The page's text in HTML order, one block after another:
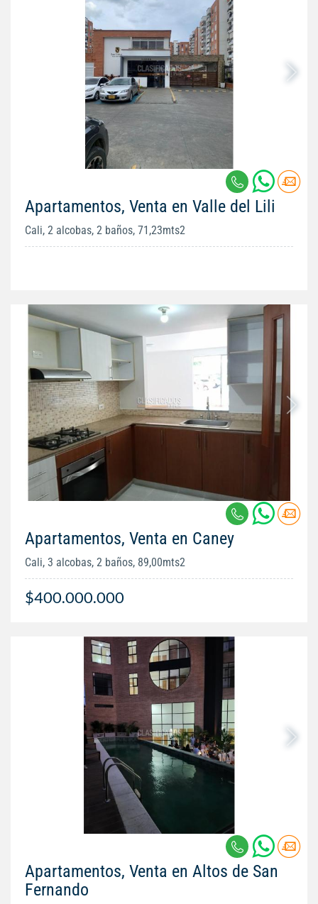
Apartamentos, Venta en Valle del Lili
Cali, 2 alcobas, 2 baños, 71,23mts2
Apartamentos, Venta en Caney
Cali, 3 alcobas, 2 baños, 89,00mts2
$400.000.000
Apartamentos, Venta en Altos de San
Fernando